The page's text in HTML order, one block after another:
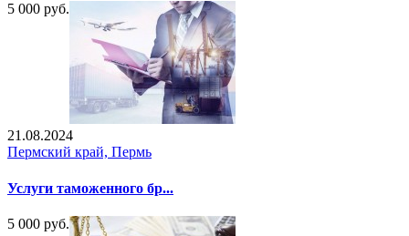
5 000 руб.
21.08.2024
Пермский край, Пермь
Услуги таможенного бр...
5 000 руб.